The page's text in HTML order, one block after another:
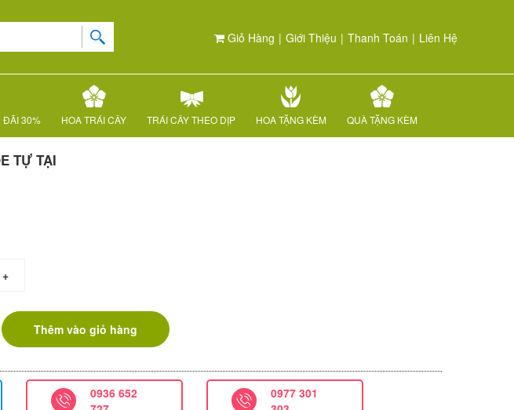
Giỏ Hàng | Giới Thiệu | Thanh Toán | Liên Hệ
ĐÃI 30% HOA TRÁI CÂY TRÁI CÂY THEO DỊP HOA TẶNG KÈM QUÀ TẶNG KÈM
TỰ TẠI
+
Thêm vào giỏ hàng
0936 652
0977 301